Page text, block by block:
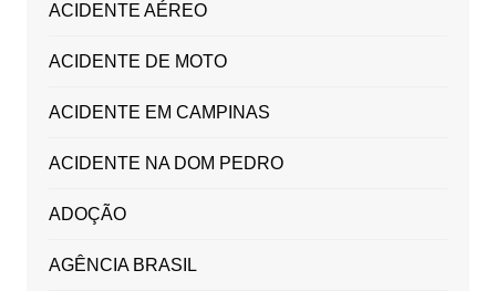
ACIDENTE AÉREO
ACIDENTE DE MOTO
ACIDENTE EM CAMPINAS
ACIDENTE NA DOM PEDRO
ADOÇÃO
AGÊNCIA BRASIL